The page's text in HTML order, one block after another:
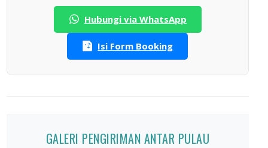
Hubungi via WhatsApp
Isi Form Booking
GALERI PENGIRIMAN ANTAR PULAU